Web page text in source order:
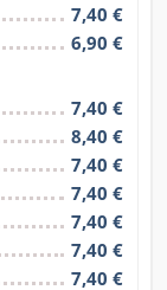
7,40 €
6,90 €
7,40 €
8,40 €
7,40 €
7,40 €
7,40 €
7,40 €
7,40 €